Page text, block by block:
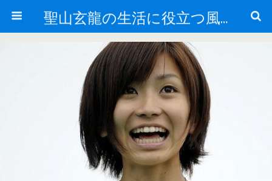
聖山玄龍の生活に役立つ風水